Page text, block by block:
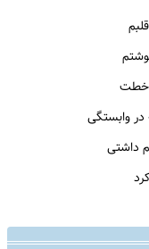
خطت
وابستگی
داشتی